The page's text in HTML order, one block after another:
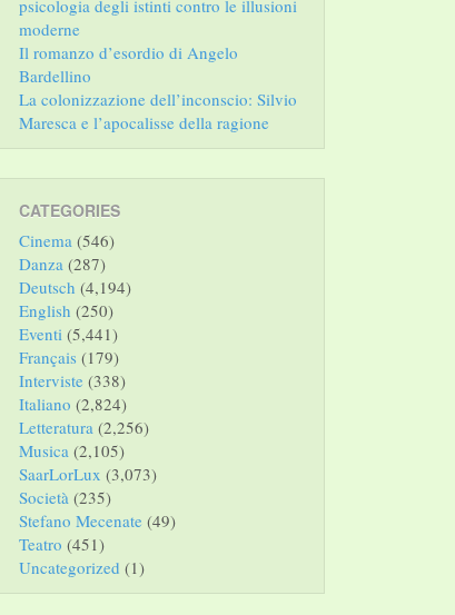
psicologia degli istinti contro le illusioni
moderne
Il romanzo d’esordio di Angelo
Bardellino
La colonizzazione dell’inconscio: Silvio
Maresca e l’apocalisse della ragione
CATEGORIES
Cinema (546)
Danza (287)
Deutsch (4,194)
English (250)
Eventi (5,441)
Français (179)
Interviste (338)
Italiano (2,824)
Letteratura (2,256)
Musica (2,105)
SaarLorLux (3,073)
Società (235)
Stefano Mecenate (49)
Teatro (451)
Uncategorized (1)